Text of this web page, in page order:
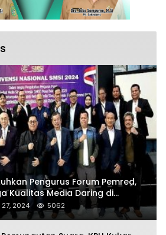
Pengurus Forum Pemred,
Kualitas Media Daring di
2024 5062